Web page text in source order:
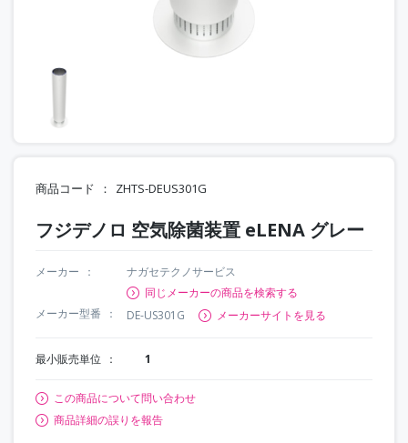
商品コード ZHTS-DEUS301G
フジデノロ 空気除菌装置 eLENA グレー
メーカー
ナガセテクノサービス
同じメーカーの商品を検索する
メーカー型番
DE-US301G メーカーサイトを見る
最小販売単位 1
この商品について問い合わせ
商品詳細の誤りを報告